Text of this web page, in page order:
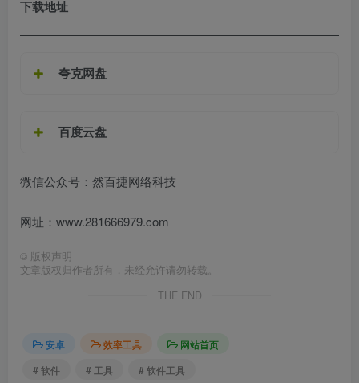
下载地址
夸克网盘
百度云盘
微信公众号：然百捷网络科技
网址：www.281666979.com
© 版权声明
文章版权归作者所有，未经允许请勿转载。
THE END
安卓 效率工具
网站首页
# 软件
# 工具 # 软件工具